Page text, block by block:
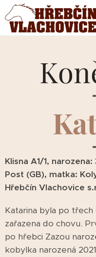
Klisna A1/1,
Post (GB), matka:
Hřebčín Vlachovice
Katarina byla po
zařazena do chovu.
po hřebci Zazou
kobylka narozená